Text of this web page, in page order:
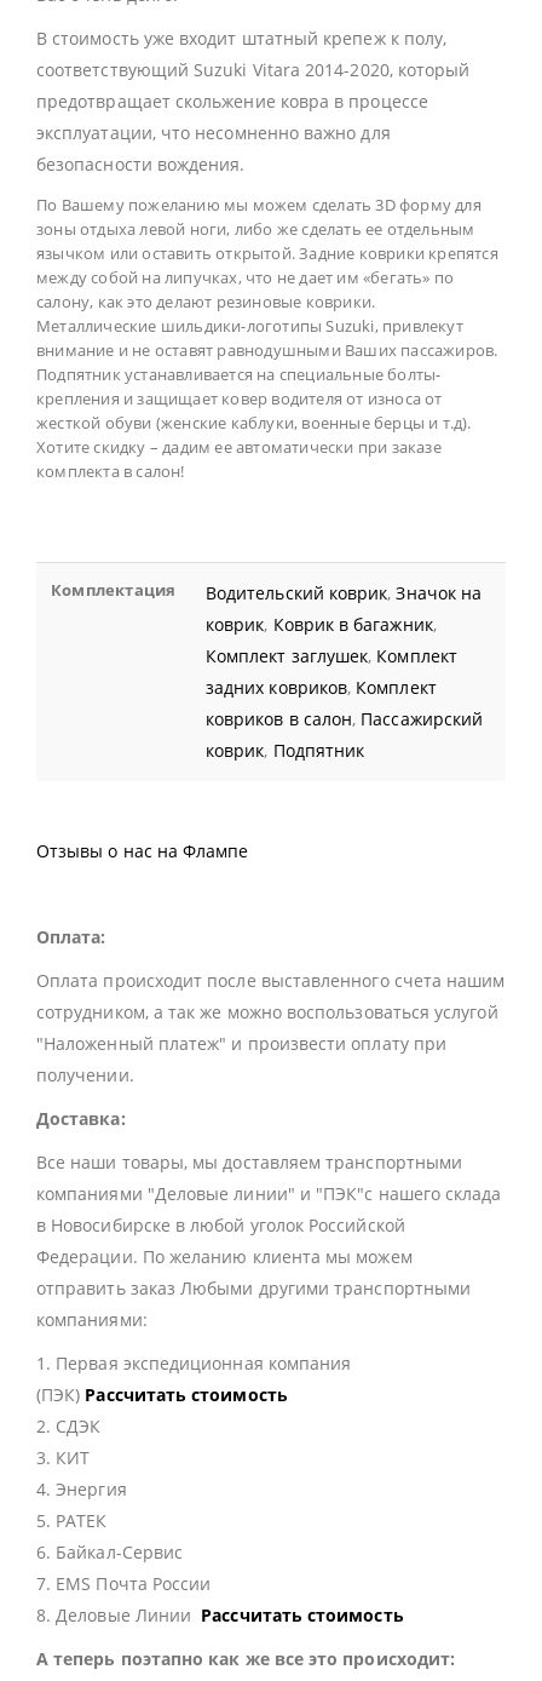
В стоимость уже входит штатный крепеж к полу,
соответствующий Suzuki Vitara 2014-2020, который
предотвращает скольжение ковра в процессе
эксплуатации, что несомненно важно для
безопасности вождения.
По Вашему пожеланию мы можем сделать 3D форму для
зоны отдыха левой ноги, либо же сделать ее отдельным
язычком или оставить открытой. Задние коврики крепятся
между собой на липучках, что не дает им «бегать» по
салону, как это делают резиновые коврики.
Металлические шильдики-логотипы Suzuki, привлекут
внимание и не оставят равнодушными Ваших пассажиров.
Подпятник устанавливается на специальные болты-
крепления и защищает ковер водителя от износа от
жесткой обуви (женские каблуки, военные берцы и т.д).
Хотите скидку – дадим ее автоматически при заказе
комплекта в салон!
Комплектация Водительский коврик,Значок на
коврик, Коврик в багажник,
Комплект заглушек, Комплект
задних ковриков, Комплект
ковриков в салон, Пассажирский
коврик, Подпятник
Отзывы о нас на Флампе
Оплата:
Оплата происходит после выставленного счета нашим
сотрудником, а так же можно воспользоваться услугой
"Наложенный платеж" и произвести оплату при
получении.
Доставка:
Все наши товары, мы доставляем транспортными
компаниями "Деловые линии" и "ПЭК"с нашего склада
в Новосибирске в любой уголок Российской
Федерации. По желанию клиента мы можем
отправить заказ Любыми другими транспортными
компаниями:
1. Первая экспедиционная компания
(ПЭК) Рассчитать стоимость
2. СДЭК
3. КИТ
4. Энергия
5. РАТЕК
6. Байкал-Сервис
7. EMS Почта России
8. Деловые Линии Рассчитать стоимость
А теперь поэтапно как же все это происходит: